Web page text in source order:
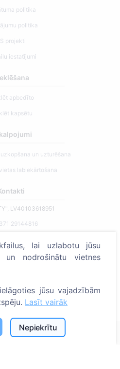
politika
politika
projekti
iestatījumi
apbedīto
kapsētu
un uzturēšana
labiekārtošana
LV40103618951
371 29144816
visā Latvijā!
Visas tiesības aizsargātas
un noteikumi.
lai uzlabotu jūsu
un nodrošinātu vietnes
jūsu vajadzībām
Lasīt vairāk
Nepiekrītu